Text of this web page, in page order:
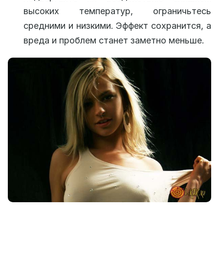
высоких температур, ограничьтесь
средними и низкими. Эффект сохранится, а
вреда и проблем станет заметно меньше.